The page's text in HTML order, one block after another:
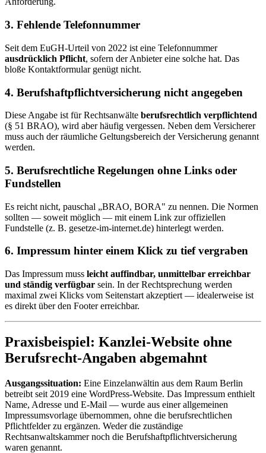
3. Fehlende Telefonnummer
Seit dem EuGH-Urteil von 2022 ist eine Telefonnummer
ausdrücklich Pflicht, sofern der Anbieter eine solche hat. Das
bloße Kontaktformular genügt nicht.
4. Berufshaftpflichtversicherung nicht angegeben
Diese Angabe ist für Rechtsanwälte berufsrechtlich verpflichtend
(§ 51 BRAO), wird aber häufig vergessen. Neben dem Versicherer
muss auch der räumliche Geltungsbereich der Versicherung genannt
werden.
5. Berufsrechtliche Regelungen ohne Links oder
Fundstellen
Es reicht nicht, pauschal „BRAO, BORA" zu nennen. Die Normen
sollten — soweit möglich — mit einem Link zur offiziellen
Fundstelle (z. B. gesetze-im-internet.de) hinterlegt werden.
6. Impressum hinter einem Klick zu tief vergraben
Das Impressum muss leicht auffindbar, unmittelbar erreichbar
und ständig verfügbar sein. In der Rechtsprechung werden
maximal zwei Klicks vom Seitenstart akzeptiert — idealerweise ist
es direkt über den Footer erreichbar.
Praxisbeispiel: Kanzlei-Website ohne
Berufsrecht-Angaben abgemahnt
Ausgangssituation: Eine Einzelanwältin aus dem Raum Berlin
betreibt seit 2019 eine WordPress-Website. Das Impressum enthielt
Name, Adresse und E-Mail — wurde aus einer allgemeinen
Impressumsvorlage übernommen, ohne die berufsrechtlichen
Pflichtfelder zu ergänzen. Weder die zuständige
Rechtsanwaltskammer noch die Berufshaftpflichtversicherung
waren genannt.